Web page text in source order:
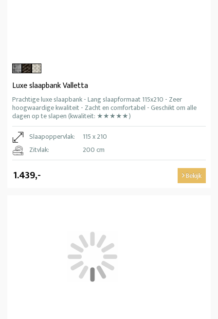
Luxe slaapbank Valletta
Prachtige luxe slaapbank - Lang slaapformaat 115x210 - Zeer
hoogwaardige kwaliteit - Zacht en comfortabel - Geschikt om alle
dagen op te slapen (kwaliteit: ★★★★★)
Slaapoppervlak:
115 x 210
Zitvlak:
200 cm
1.439,- Bekijk